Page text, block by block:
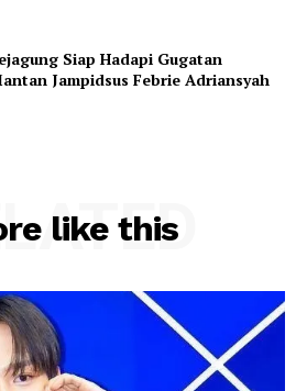
Siap Hadapi Gugatan
Jampidsus Febrie Adriansyah
like this